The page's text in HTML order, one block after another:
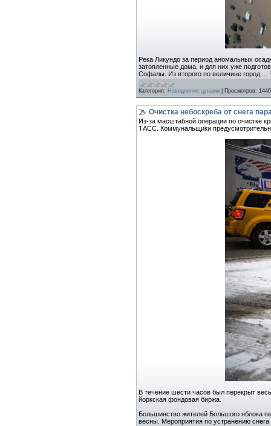
Река Ликундо за период аномальных
затопленные дома, и для них уже
Софалы. Из второго по величине город
Категория: Наводнение,цунами Просмотров: 1446
Очистка небоскреба от снега
Из-за масштабной операции по очистке
ТАСС. Коммунальщики
В течение шести часов был перекрыт
йоркская фондовая биржа.
Большинство жителей Большого яблока
весны. Мероприятия по устранению